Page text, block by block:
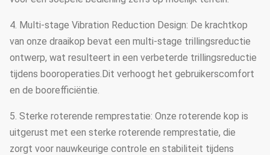
4. Multi-stage Vibration Reduction Design: De krachtkop
van onze draaikop bevat een multi-stage trillingsreductie
ontwerp, wat resulteert in een verbeterde trillingsreductie
tijdens booroperaties.Dit verhoogt het gebruikerscomfort
en de boorefficiëntie.
5. Sterke roterende remprestatie: Onze roterende kop is
uitgerust met een sterke roterende remprestatie, die
zorgt voor nauwkeurige controle en stabiliteit tijdens